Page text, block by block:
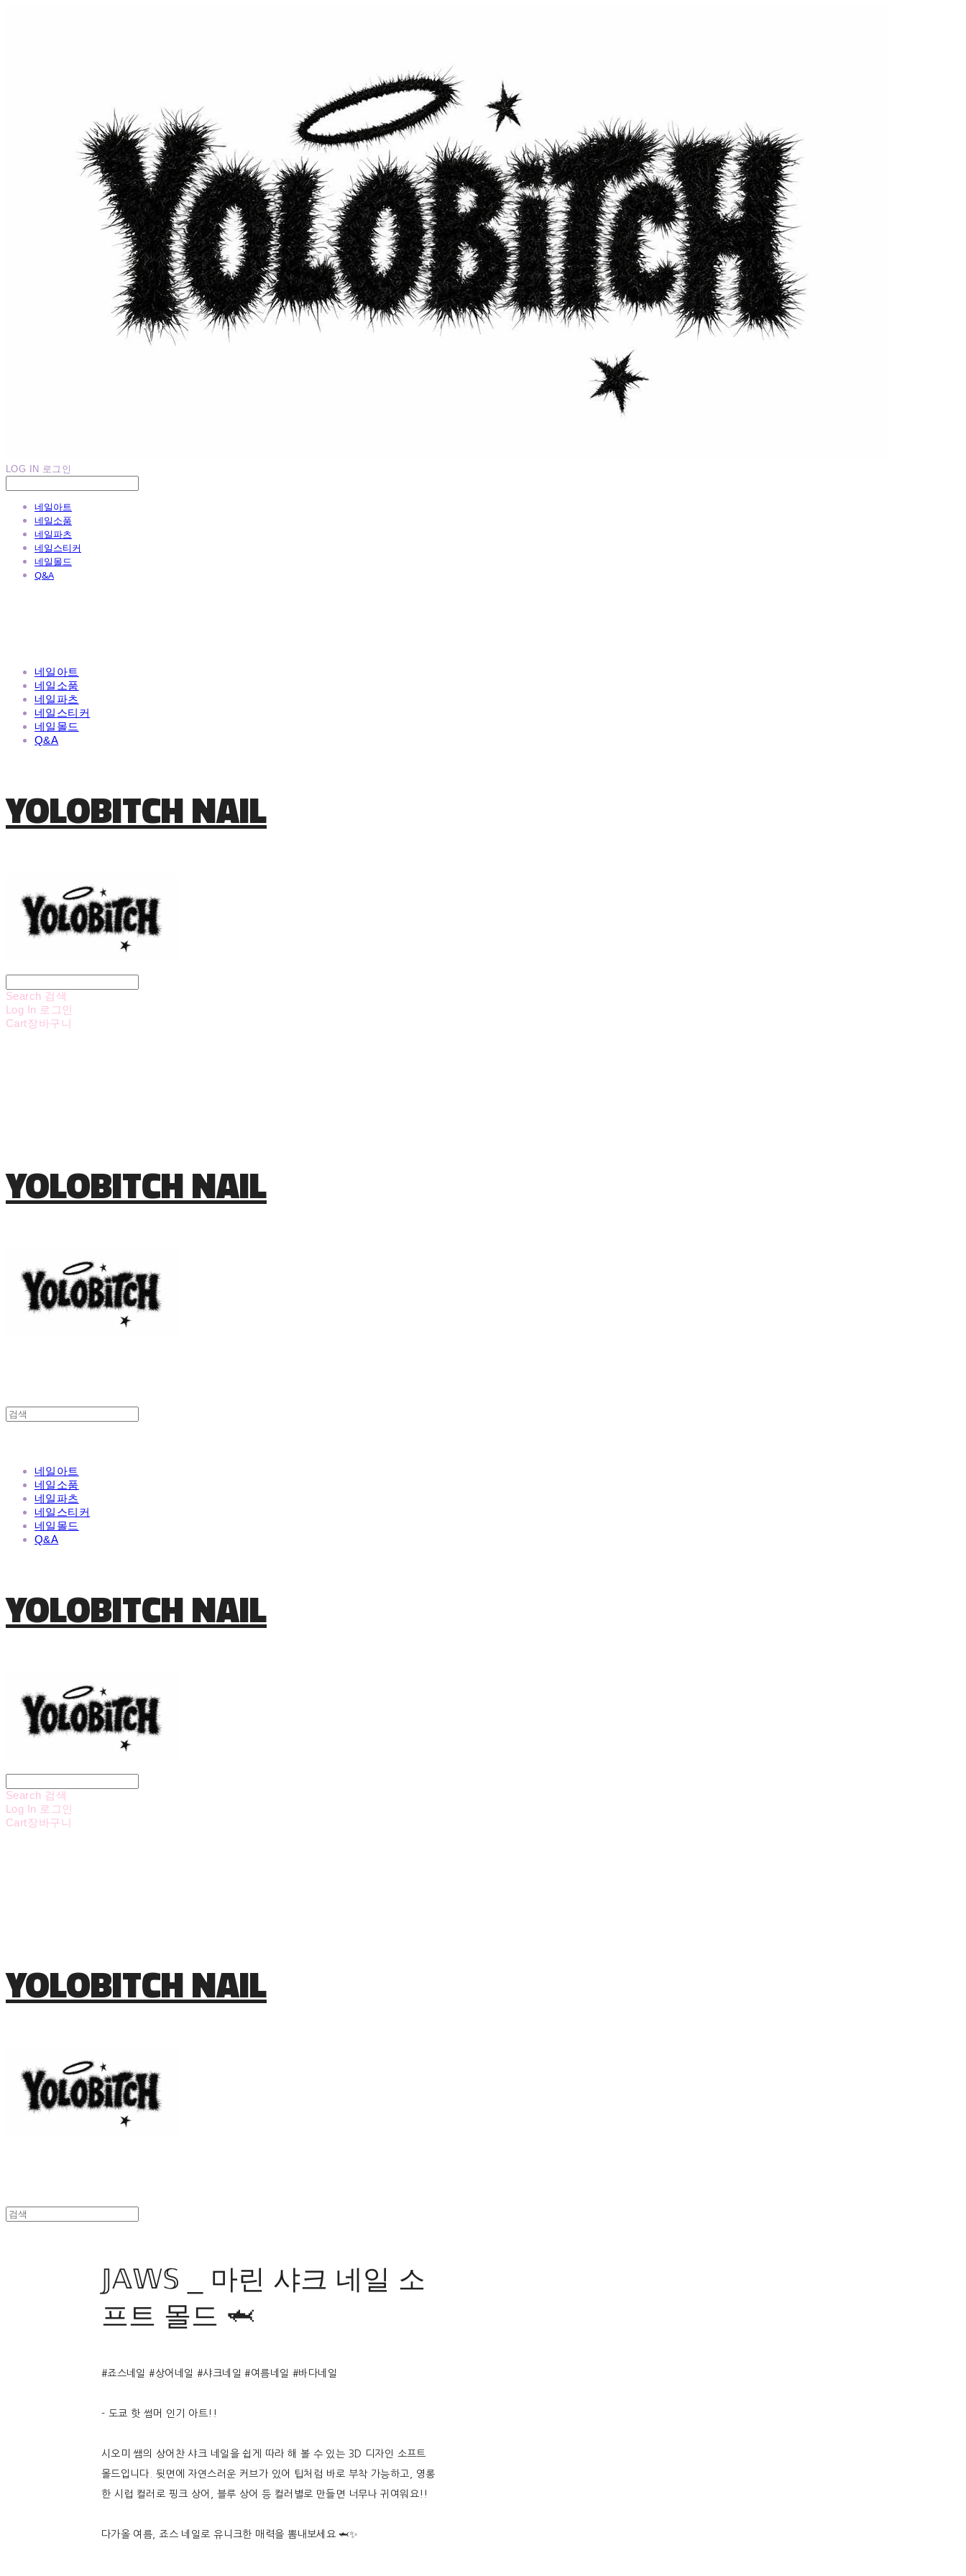
LOG IN 로그인
네일아트
네일소품
네일파츠
네일스티커
네일몰드
Q&A
네일아트
네일소품
네일파츠
네일스티커
네일몰드
Q&A
YOLOBITCH NAIL
Search 검색
Log In 로그인
Cart장바구니
YOLOBITCH NAIL
네일아트
네일소품
네일파츠
네일스티커
네일몰드
Q&A
YOLOBITCH NAIL
Search 검색
Log In 로그인
Cart장바구니
YOLOBITCH NAIL
𝕁𝔸𝕎𝕊 _ 마린 샤크 네일 소
프트 몰드 🦈
#죠스네일 #상어네일 #샤크네일 #여름네일 #바다네일
- 도쿄 핫 썸머 인기 아트!!
시오미 쌤의 상어찬 샤크 네일을 쉽게 따라 해 볼 수 있는 3D 디자인 소프트
몰드입니다. 뒷면에 자연스러운 커브가 있어 팁처럼 바로 부착 가능하고, 영롱
한 시럽 컬러로 핑크 상어, 블루 상어 등 컬러별로 만들면 너무나 귀여워요!!
다가올 여름, 죠스 네일로 유니크한 매력을 뽐내보세요 🦈✨